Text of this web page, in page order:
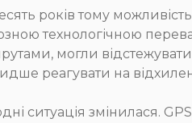
років тому
технологічною
могли
реагувати на
ситуація змінилася.